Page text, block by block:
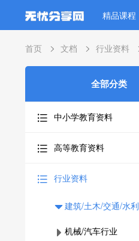
精品课程
首页 文档 行业资料
全部分类
中小学教育资料
高等教育资料
行业资料
建筑/土木/交通/水利
机械/汽车行业